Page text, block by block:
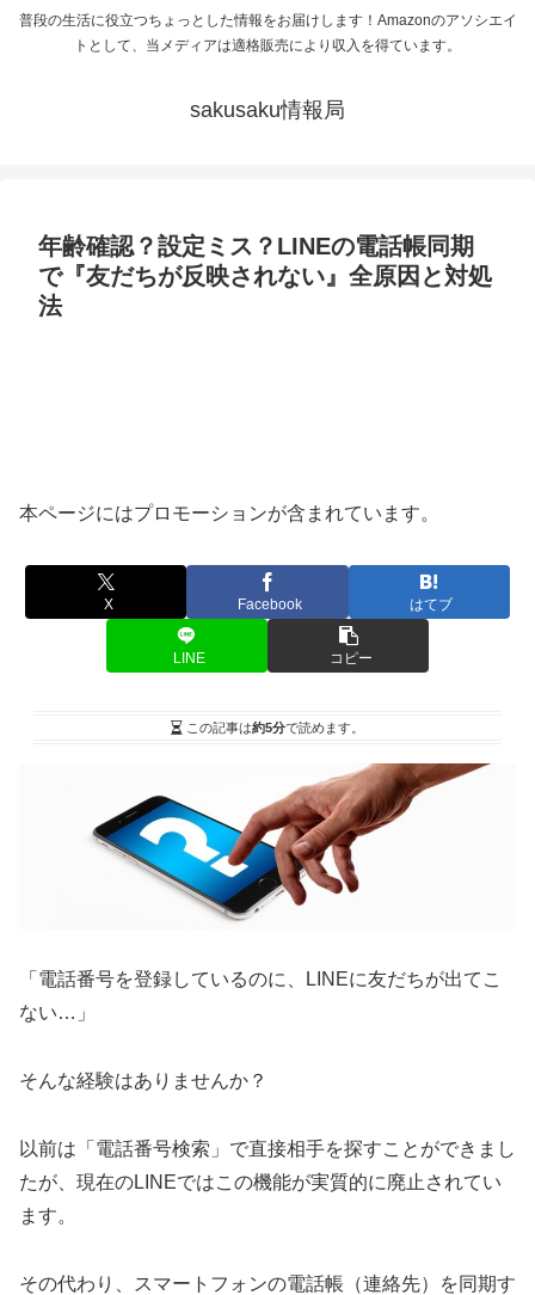
普段の生活に役立つちょっとした情報をお届けします！Amazonのアソシエイ
トとして、当メディアは適格販売により収入を得ています。
sakusaku情報局
年齢確認？設定ミス？LINEの電話帳同期
で『友だちが反映されない』全原因と対処
法
本ページにはプロモーションが含まれています。
X Facebook はてブ
LINE コピー
この記事は約5分で読めます。
「電話番号を登録しているのに、LINEに友だちが出てこ
ない…」
そんな経験はありませんか？
以前は「電話番号検索」で直接相手を探すことができまし
たが、現在のLINEではこの機能が実質的に廃止されてい
ます。
その代わり、スマートフォンの電話帳（連絡先）を同期す